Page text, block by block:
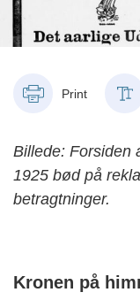
Print
Billede: Forsiden
1925 bød på
betragtninger.
Kronen på